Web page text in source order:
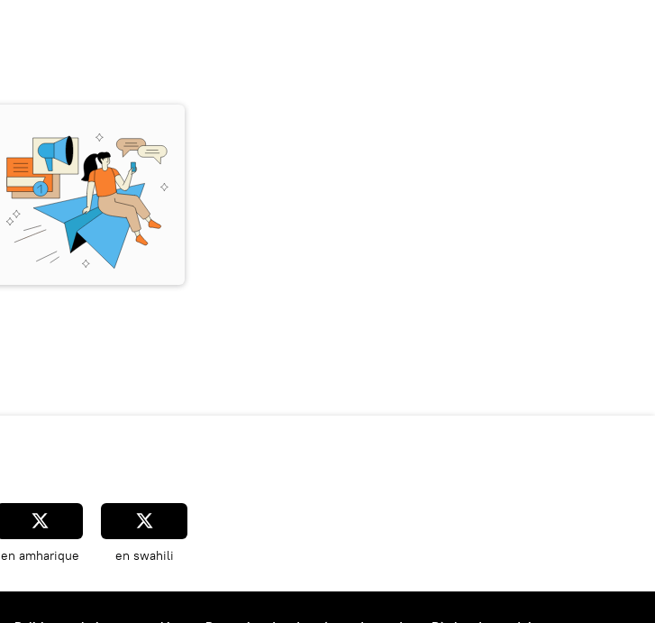
en amharique en swahili